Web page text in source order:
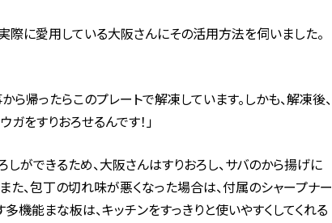
に愛用している大阪さんにその活用方法を伺いました。
ら帰ったらこのプレートで解凍しています。しかも、解凍後、
をすりおろせるんです！」
ができるため、大阪さんはすりおろし、サバのから揚げに
た、包丁の切れ味が悪くなった場合は、付属のシャープナー
機能まな板は、キッチンをすっきりと使いやすくしてくれる